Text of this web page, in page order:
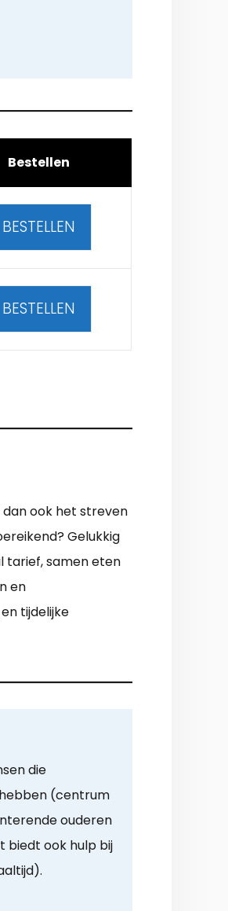
Bestellen
BESTELLEN
BESTELLEN
ook het streven
Gelukkig
tarief, samen eten
en
tijdelijke
die
(centrum
ouderen
biedt ook hulp bij